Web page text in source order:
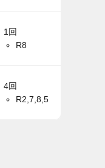
1回
R8
4回
R2,7,8,5